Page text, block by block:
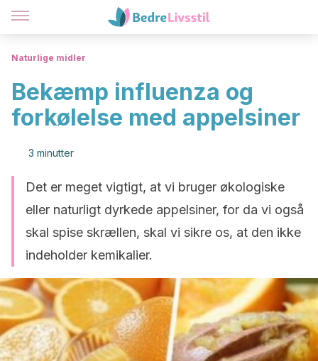
Naturlige midler
Bekæmp influenza og
forkølelse med appelsiner
3 minutter
Det er meget vigtigt, at vi bruger økologiske
eller naturligt dyrkede appelsiner, for da vi også
skal spise skrællen, skal vi sikre os, at den ikke
indeholder kemikalier.